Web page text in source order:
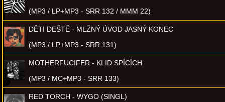
(MP3 / LP+MP3 - SRR 132 / MMM 22)
DĚTI DEŠTĚ - MLŽNÝ ÚVOD JASNÝ KONEC
(MP3 / LP+MP3 - SRR 131)
MOTHERFUCIFER - KLID SPÍCÍCH
(MP3 / MC+MP3 - SRR 133)
RED TORCH - WYGO (SINGL)